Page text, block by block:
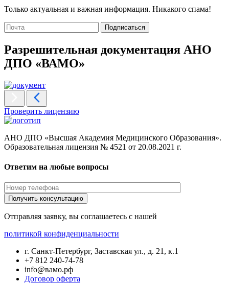
Только актуальная и важная информация. Никакого спама!
Подписаться
Разрешительная документация АНО
ДПО «ВАМО»
Проверить лицензию
АНО ДПО «Высшая Академия Медицинского Образования».
Образовательная лицензия № 4521 от 20.08.2021 г.
Ответим на любые вопросы
Отправляя заявку, вы соглашаетесь с нашей
политикой конфиденциальности
г. Санкт-Петербург, Заставская ул., д. 21, к.1
+7 812 240-74-78
info@вамо.рф
Договор оферта